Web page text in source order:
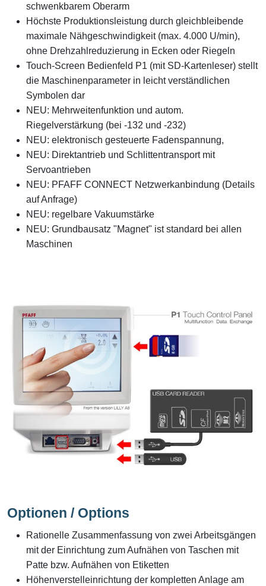
schwenkbarem Oberarm
Höchste Produktionsleistung durch gleichbleibende
maximale Nähgeschwindigkeit (max. 4.000 U/min),
ohne Drehzahlreduzierung in Ecken oder Riegeln
Touch-Screen Bedienfeld P1 (mit SD-Kartenleser) stellt
die Maschinenparameter in leicht verständlichen
Symbolen dar
NEU: Mehrweitenfunktion und autom.
Riegelverstärkung (bei -132 und -232)
NEU: elektronisch gesteuerte Fadenspannung,
NEU: Direktantrieb und Schlittentransport mit
Servoantrieben
NEU: PFAFF CONNECT Netzwerkanbindung (Details
auf Anfrage)
NEU: regelbare Vakuumstärke
NEU: Grundbausatz "Magnet" ist standard bei allen
Maschinen
Optionen / Options
Rationelle Zusammenfassung von zwei Arbeitsgängen
mit der Einrichtung zum Aufnähen von Taschen mit
Patte bzw. Aufnähen von Etiketten
Höhenverstelleinrichtung der kompletten Anlage am